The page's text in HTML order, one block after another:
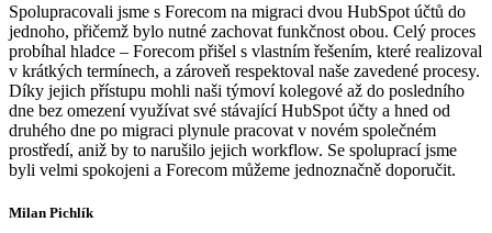
Spolupracovali jsme s Forecom na migraci dvou HubSpot účtů do
jednoho, přičemž bylo nutné zachovat funkčnost obou. Celý proces
probíhal hladce – Forecom přišel s vlastním řešením, které realizoval
v krátkých termínech, a zároveň respektoval naše zavedené procesy.
Díky jejich přístupu mohli naši týmoví kolegové až do posledního
dne bez omezení využívat své stávající HubSpot účty a hned od
druhého dne po migraci plynule pracovat v novém společném
prostředí, aniž by to narušilo jejich workflow. Se spoluprací jsme
byli velmi spokojeni a Forecom můžeme jednoznačně doporučit.
Milan Pichlík